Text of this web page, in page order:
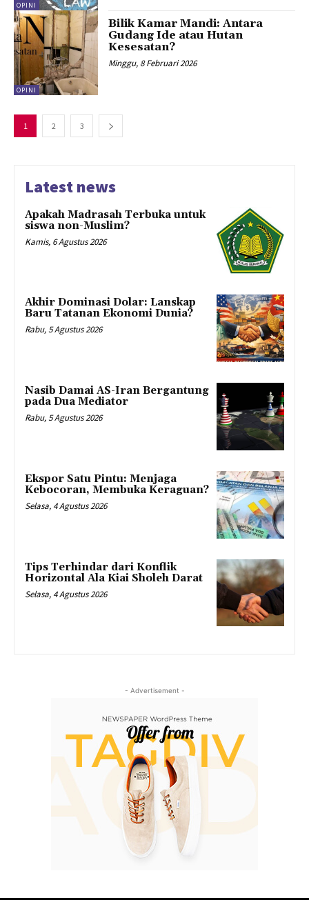
OPINI
OPINI
Bilik Kamar Mandi: Antara
Gudang Ide atau Hutan
Kesesatan?
Minggu, 8 Februari 2026
1 2 3
Latest news
Apakah Madrasah Terbuka untuk
siswa non-Muslim?
Kamis, 6 Agustus 2026
Akhir Dominasi Dolar: Lanskap
Baru Tatanan Ekonomi Dunia?
Rabu, 5 Agustus 2026
Nasib Damai AS-Iran Bergantung
pada Dua Mediator
Rabu, 5 Agustus 2026
Ekspor Satu Pintu: Menjaga
Kebocoran, Membuka Keraguan?
Selasa, 4 Agustus 2026
Tips Terhindar dari Konflik
Horizontal Ala Kiai Sholeh Darat
Selasa, 4 Agustus 2026
- Advertisement -